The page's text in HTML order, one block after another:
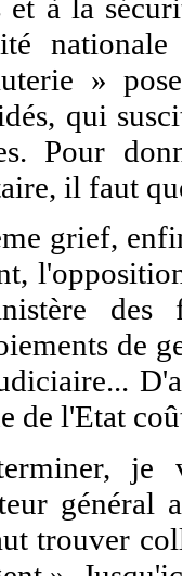
et à la
»
qui
Pour
il faut
grief,
des
de
de l'Etat
je
général
trouver